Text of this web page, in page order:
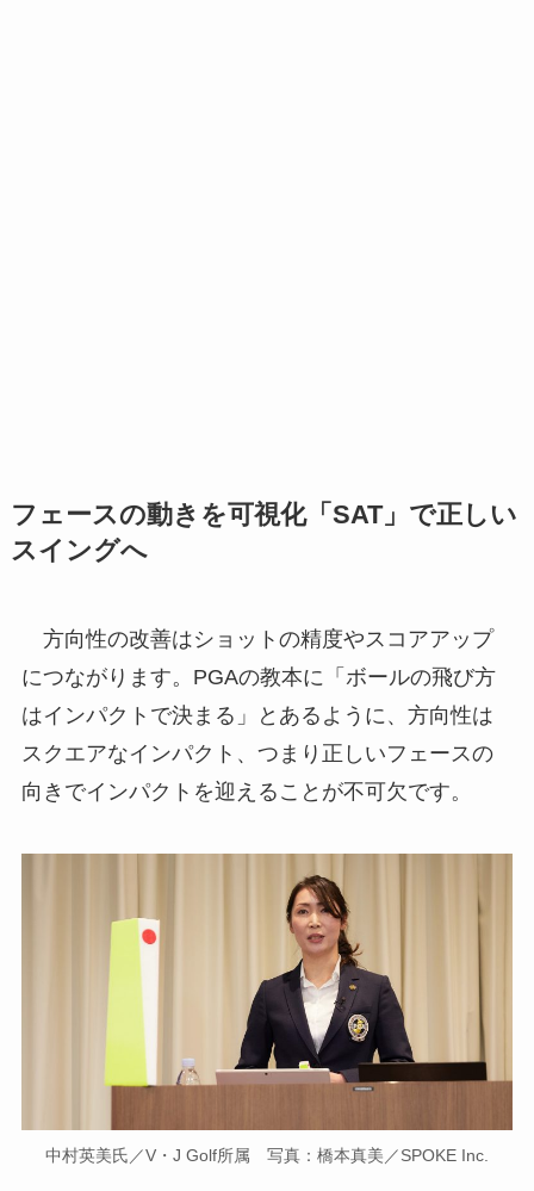
フェースの動きを可視化「SAT」で正しい
スイングへ
方向性の改善はショットの精度やスコアアップ
につながります。PGAの教本に「ボールの飛び方
はインパクトで決まる」とあるように、方向性は
スクエアなインパクト、つまり正しいフェースの
向きでインパクトを迎えることが不可欠です。
中村英美氏／V・J Golf所属 写真：橋本真美／SPOKE Inc.